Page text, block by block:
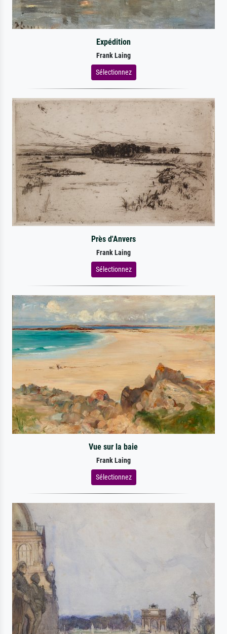
Expédition
Frank Laing
Sélectionnez
Près d'Anvers
Frank Laing
Sélectionnez
Vue sur la baie
Frank Laing
Sélectionnez